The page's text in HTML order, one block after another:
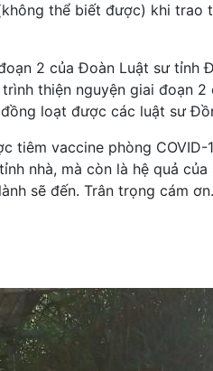
thể biết được) khi
2 của Đoàn Luật sư
thiện nguyện giai đoạn
loạt được các luật sư
vaccine phòng
nhà, mà còn là hệ quả
sẽ đến. Trân trọng cám ơn.